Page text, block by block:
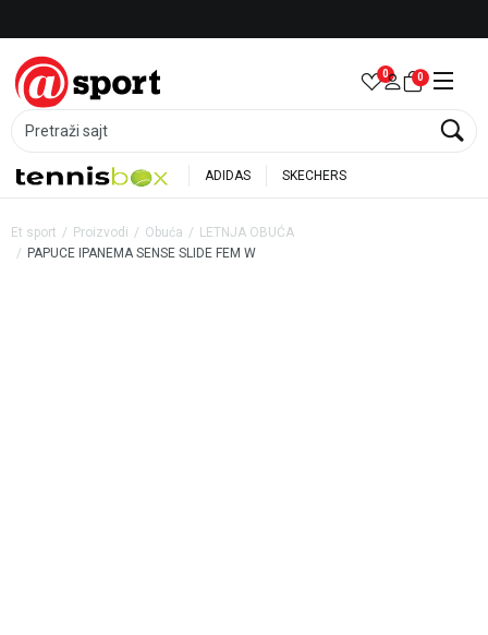
Pretraži sajt
0 0
ADIDAS SKECHERS
Et sport Proizvodi Obuća
LETNJA OBUĆA
PAPUCE IPANEMA SENSE SLIDE FEM W